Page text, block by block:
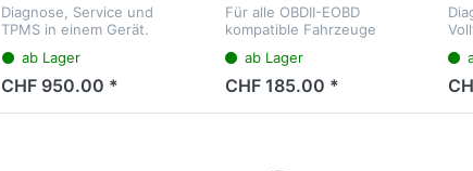
Diagnose, Service und
TPMS in einem Gerät.
ab Lager
CHF 950.00 *
Android incl. Software
Für alle OBDII-EOBD
kompatible Fahrzeuge
ab Lager
CHF 185.00 *